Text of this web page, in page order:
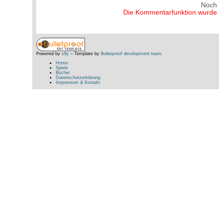
Die Kommentarfunktion
Powered by s9y– Template by Bulletproof development team.
Home
Spiele
Bücher
Datenschutzerklärung
Impressum & Kontakt